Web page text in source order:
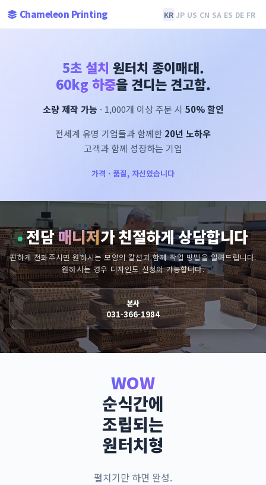
Chameleon Printing KR JP US CN SA ES DE FR
5초 설치 원터치 종이매대.
60kg 하중을 견디는 견고함.
소량 제작 가능 · 1,000개 이상 주문 시 50% 할인
전세계 유명 기업들과 함께한 20년 노하우
고객과 함께 성장하는 기업
가격 · 품질, 자신있습니다
전담매니저가 친절하게 상담합니다
편하게 전화주시면 원하시는 모양의 칼선과 함께 작업 방법을 알려드립니다.
원하시는 경우 디자인도 신청이 가능합니다.
본사
031-366-1984
WOW
순식간에
조립되는
원터치형
펼치기만 하면 완성.